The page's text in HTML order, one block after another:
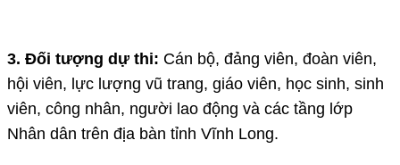
3. Đối tượng dự thi: Cán bộ, đảng viên, đoàn viên,
hội viên, lực lượng vũ trang, giáo viên, học sinh, sinh
viên, công nhân, người lao động và các tầng lớp
Nhân dân trên địa bàn tỉnh Vĩnh Long.